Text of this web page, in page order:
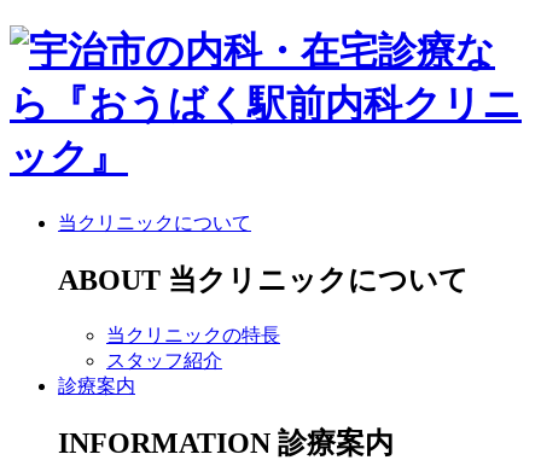
当クリニックについて
ABOUT 当クリニックについて
当クリニックの特長
スタッフ紹介
診療案内
INFORMATION 診療案内